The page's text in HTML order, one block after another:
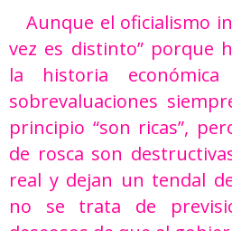
Aunque el oficialismo
vez es distinto” porque
la historia
sobrevaluaciones
principio “son ricas”,
de rosca son
real y dejan un tendal
no se trata de